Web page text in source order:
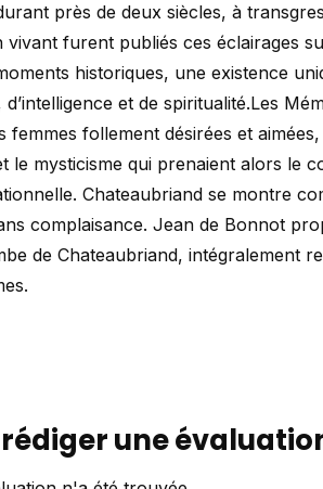
près de deux siècles, à
vivant furent publiés ces éclairages
historiques, une existence
d’intelligence et de spiritualité.Les
femmes follement désirées et
le mysticisme qui prenaient alors le
Chateaubriand se montre
complaisance. Jean de Bonnot
de Chateaubriand, intégralement
rédiger une